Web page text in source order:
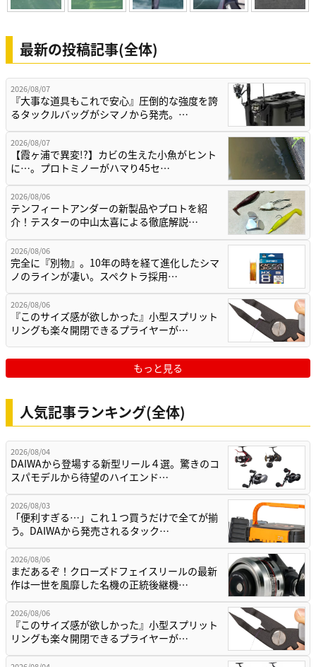
最新の投稿記事(全体)
2026/08/07
『大事な道具もこれで安心』圧倒的な強度を誇
るタックルバッグがシマノから発売。…
2026/08/07
【霞ヶ浦で異変!?】カビの生えた小魚がヒント
に…。プロトミノーがハマり45セ…
2026/08/06
テンフィートアンダーの新製品やプロトを紹
介！テスターの中山太喜による徹底解説…
2026/08/06
完全に『別物』。10年の時を経て進化したシマ
ノのラインが凄い。スペクトラ採用…
2026/08/06
『このサイズ感が欲しかった』小型スプリット
リングも楽々開閉できるプライヤーが…
もっと見る
人気記事ランキング(全体)
2026/08/04
DAIWAから登場する新型リール４選。驚きのコ
スパモデルから待望のハイエンド…
2026/08/03
「便利すぎる…」これ１つ買うだけで全てが揃
う。DAIWAから発売されるタック…
2026/08/06
まだあるぞ！クローズドフェイスリールの最新
作は一世を風靡した名機の正統後継機…
2026/08/06
『このサイズ感が欲しかった』小型スプリット
リングも楽々開閉できるプライヤーが…